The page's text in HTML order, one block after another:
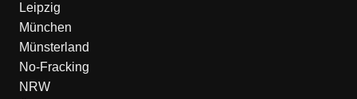
Leipzig
München
Münsterland
No-Fracking
NRW